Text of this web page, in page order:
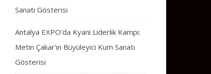
Sanatı Gösterisi
Antalya EXPO’da Kyani Liderlik Kampı:
Metin Çakar’ın Büyüleyici Kum Sanatı
Gösterisi